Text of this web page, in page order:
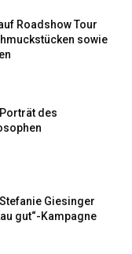
Roadshow Tour
sowie
des
Giesinger
gut“-Kampagne